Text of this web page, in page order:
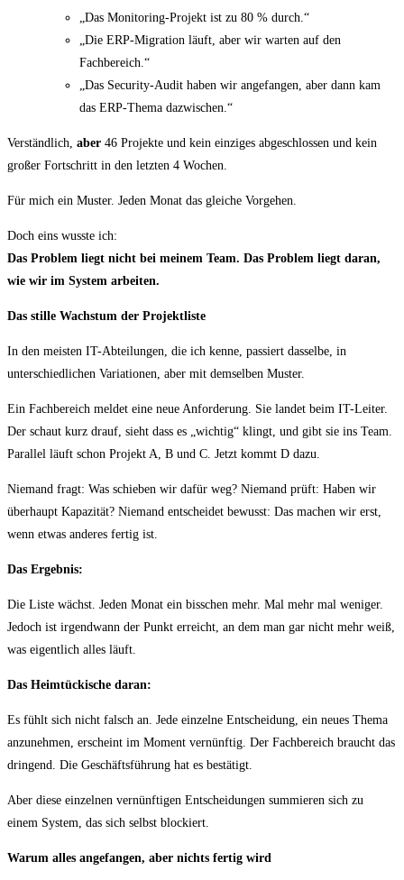
„Das Monitoring-Projekt ist zu 80 % durch.“
„Die ERP-Migration läuft, aber wir warten auf den
Fachbereich.“
„Das Security-Audit haben wir angefangen, aber dann kam
das ERP-Thema dazwischen.“
Verständlich, aber 46 Projekte und kein einziges abgeschlossen und kein
großer Fortschritt in den letzten 4 Wochen.
Für mich ein Muster. Jeden Monat das gleiche Vorgehen.
Doch eins wusste ich:
Das Problem liegt nicht bei meinem Team. Das Problem liegt daran,
wie wir im System arbeiten.
Das stille Wachstum der Projektliste
In den meisten IT-Abteilungen, die ich kenne, passiert dasselbe, in
unterschiedlichen Variationen, aber mit demselben Muster.
Ein Fachbereich meldet eine neue Anforderung. Sie landet beim IT-Leiter.
Der schaut kurz drauf, sieht dass es „wichtig“ klingt, und gibt sie ins Team.
Parallel läuft schon Projekt A, B und C. Jetzt kommt D dazu.
Niemand fragt: Was schieben wir dafür weg? Niemand prüft: Haben wir
überhaupt Kapazität? Niemand entscheidet bewusst: Das machen wir erst,
wenn etwas anderes fertig ist.
Das Ergebnis:
Die Liste wächst. Jeden Monat ein bisschen mehr. Mal mehr mal weniger.
Jedoch ist irgendwann der Punkt erreicht, an dem man gar nicht mehr weiß,
was eigentlich alles läuft.
Das Heimtückische daran:
Es fühlt sich nicht falsch an. Jede einzelne Entscheidung, ein neues Thema
anzunehmen, erscheint im Moment vernünftig. Der Fachbereich braucht das
dringend. Die Geschäftsführung hat es bestätigt.
Aber diese einzelnen vernünftigen Entscheidungen summieren sich zu
einem System, das sich selbst blockiert.
Warum alles angefangen, aber nichts fertig wird